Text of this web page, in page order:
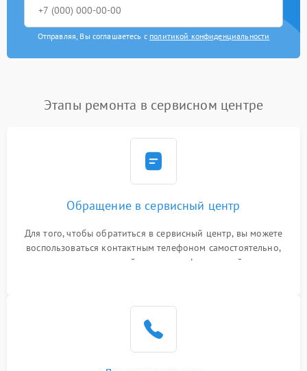
Отправляя, Вы соглашаетесь с политикой конфиденциальности
Этапы ремонта в сервисном центре
Обращение в сервисный центр
Для того, чтобы обратиться в сервисный центр, вы можете
воспользоваться контактным телефоном самостоятельно,
или оставить свой номер телефона на сайте